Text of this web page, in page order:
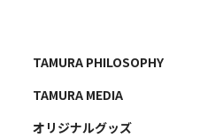
TAMURA PHILOSOPHY
TAMURA MEDIA
オリジナルグッズ